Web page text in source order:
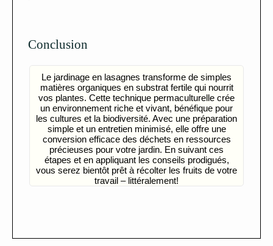
Conclusion
Le jardinage en lasagnes transforme de simples
matières organiques en substrat fertile qui nourrit
vos plantes. Cette technique permaculturelle crée
un environnement riche et vivant, bénéfique pour
les cultures et la biodiversité. Avec une préparation
simple et un entretien minimisé, elle offre une
conversion efficace des déchets en ressources
précieuses pour votre jardin. En suivant ces
étapes et en appliquant les conseils prodigués,
vous serez bientôt prêt à récolter les fruits de votre
travail – littéralement!